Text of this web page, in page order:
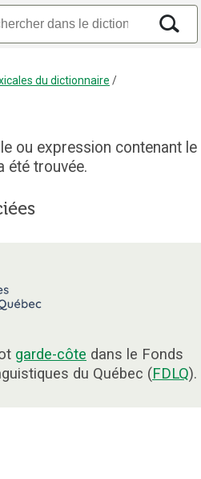
du dictionnaire /
ou expression contenant le
été trouvée.
garde-côte dans le Fonds
du Québec (FDLQ).